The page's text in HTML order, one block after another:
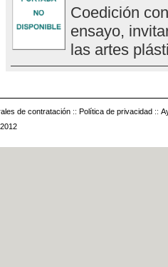
Coedición
ensayo,
las artes
de contratación :: Política de privacidad ::